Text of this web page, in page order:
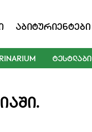
Აბიტურიენტები
ᲢᲔᲡᲢᲚᲐᲑᲘ